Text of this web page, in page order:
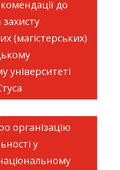
до
(магістерських)
університеті
організацію
у